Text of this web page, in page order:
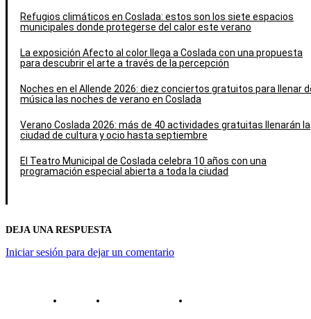
Refugios climáticos en Coslada: estos son los siete espacios
municipales donde protegerse del calor este verano
La exposición Afecto al color llega a Coslada con una propuesta
para descubrir el arte a través de la percepción
Noches en el Allende 2026: diez conciertos gratuitos para llenar
música las noches de verano en Coslada
Verano Coslada 2026: más de 40 actividades gratuitas llenarán la
ciudad de cultura y ocio hasta septiembre
El Teatro Municipal de Coslada celebra 10 años con una
programación especial abierta a toda la ciudad
DEJA UNA RESPUESTA
Iniciar sesión para dejar un comentario
Contacto Política de cookies